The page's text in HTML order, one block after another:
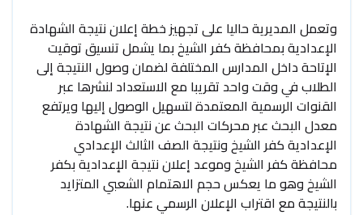
وتعمل المديرية حاليا على تجهيز خطة إعلان نتيجة الشهادة
الإعدادية بمحافظة كفر الشيخ بما يشمل تنسيق توقيت
الإتاحة داخل المدارس المختلفة لضمان وصول النتيجة إلى
الطلاب في وقت واحد تقريبا مع الاستعداد لنشرها عبر
القنوات الرسمية المعتمدة لتسهيل الوصول إليها ويرتفع
معدل البحث عبر محركات البحث عن نتيجة الشهادة
الإعدادية كفر الشيخ ونتيجة الصف الثالث الإعدادي
محافظة كفر الشيخ وموعد إعلان نتيجة الإعدادية بكفر
الشيخ وهو ما يعكس حجم الاهتمام الشعبي المتزايد
بالنتيجة مع اقتراب الإعلان الرسمي عنها.